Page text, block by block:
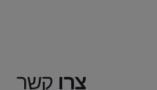
צרו קשר